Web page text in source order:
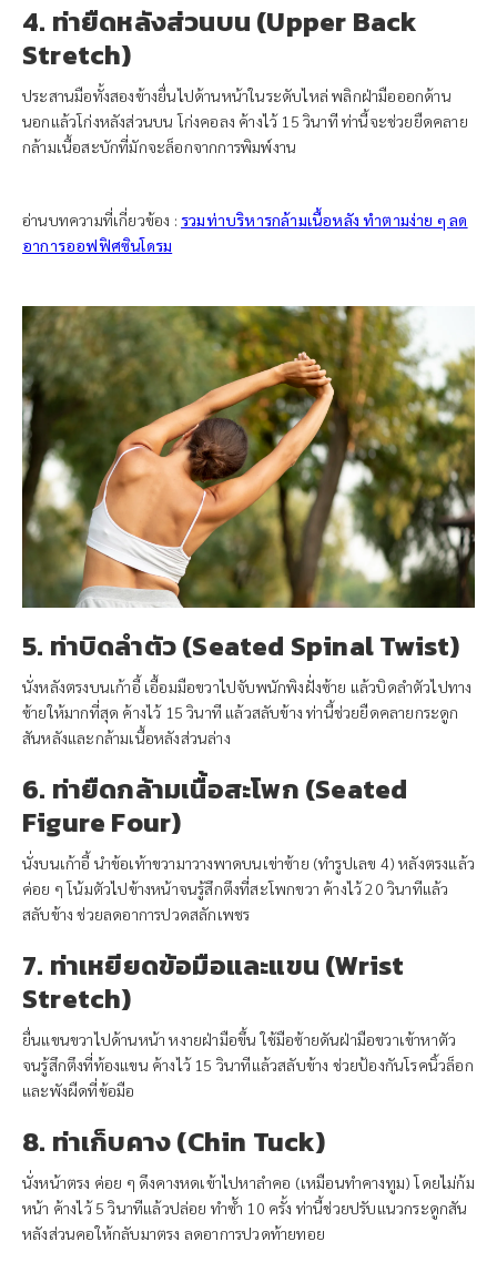
4. ท่ายืดหลังส่วนบน (Upper Back
Stretch)
ประสานมือทั้งสองข้างยื่นไปด้านหน้าในระดับไหล่ พลิกฝ่ามือออกด้าน
นอกแล้วโก่งหลังส่วนบน โก่งคอลง ค้างไว้ 15 วินาที ท่านี้จะช่วยยืดคลาย
กล้ามเนื้อสะบักที่มักจะล็อกจากการพิมพ์งาน
อ่านบทความที่เกี่ยวข้อง : รวมท่าบริหารกล้ามเนื้อหลัง ทำตามง่าย ๆ ลด
อาการออฟฟิศซินโดรม
5. ท่าบิดลำตัว (Seated Spinal Twist)
นั่งหลังตรงบนเก้าอี้ เอื้อมมือขวาไปจับพนักพิงฝั่งซ้าย แล้วบิดลำตัวไปทาง
ซ้ายให้มากที่สุด ค้างไว้ 15 วินาที แล้วสลับข้าง ท่านี้ช่วยยืดคลายกระดูก
สันหลังและกล้ามเนื้อหลังส่วนล่าง
6. ท่ายืดกล้ามเนื้อสะโพก (Seated
Figure Four)
นั่งบนเก้าอี้ นำข้อเท้าขวามาวางพาดบนเข่าซ้าย (ทำรูปเลข 4) หลังตรงแล้ว
ค่อย ๆ โน้มตัวไปข้างหน้าจนรู้สึกตึงที่สะโพกขวา ค้างไว้ 20 วินาทีแล้ว
สลับข้าง ช่วยลดอาการปวดสลักเพชร
7. ท่าเหยียดข้อมือและแขน (Wrist
Stretch)
ยื่นแขนขวาไปด้านหน้า หงายฝ่ามือขึ้น ใช้มือซ้ายดันฝ่ามือขวาเข้าหาตัว
จนรู้สึกตึงที่ท้องแขน ค้างไว้ 15 วินาทีแล้วสลับข้าง ช่วยป้องกันโรคนิ้วล็อก
และพังผืดที่ข้อมือ
8. ท่าเก็บคาง (Chin Tuck)
นั่งหน้าตรง ค่อย ๆ ดึงคางหดเข้าไปหาลำคอ (เหมือนทำคางทูม) โดยไม่ก้ม
หน้า ค้างไว้ 5 วินาทีแล้วปล่อย ทำซ้ำ 10 ครั้ง ท่านี้ช่วยปรับแนวกระดูกสัน
หลังส่วนคอให้กลับมาตรง ลดอาการปวดท้ายทอย